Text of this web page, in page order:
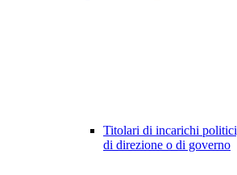
Titolari di incarichi
di direzione o di governo